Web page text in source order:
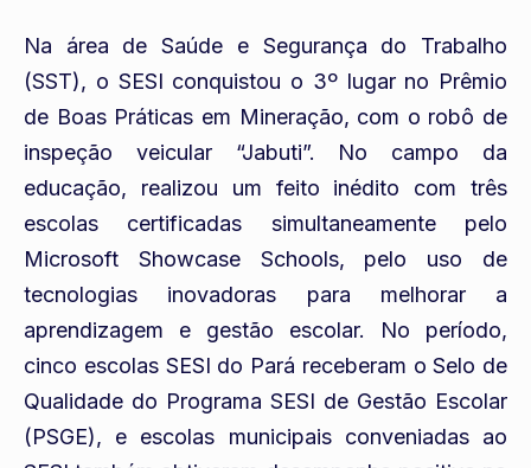
Na área de Saúde e Segurança do Trabalho
(SST), o SESI conquistou o 3º lugar no Prêmio
de Boas Práticas em Mineração, com o robô de
inspeção veicular “Jabuti”. No campo da
educação, realizou um feito inédito com três
escolas certificadas simultaneamente pelo
Microsoft Showcase Schools, pelo uso de
tecnologias inovadoras para melhorar a
aprendizagem e gestão escolar. No período,
cinco escolas SESI do Pará receberam o Selo de
Qualidade do Programa SESI de Gestão Escolar
(PSGE), e escolas municipais conveniadas ao